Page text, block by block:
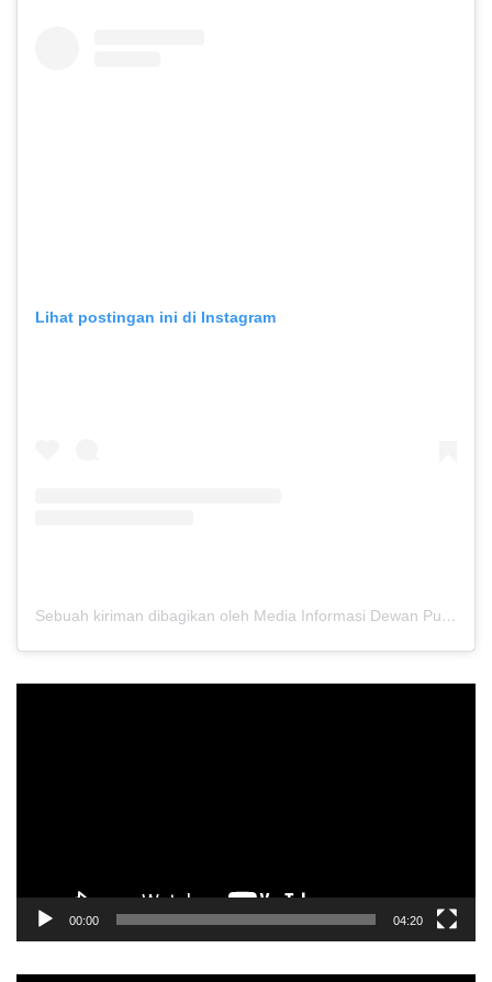
Lihat postingan ini di Instagram
Sebuah kiriman dibagikan oleh Media Informasi Dewan Pusat Persaudaraan Setia Hati Terate (@media.dewanpusat)
00:00 04:20